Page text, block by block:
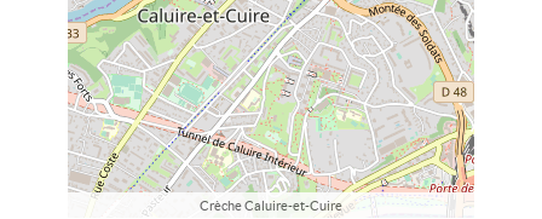
Crèche Caluire-et-Cuire